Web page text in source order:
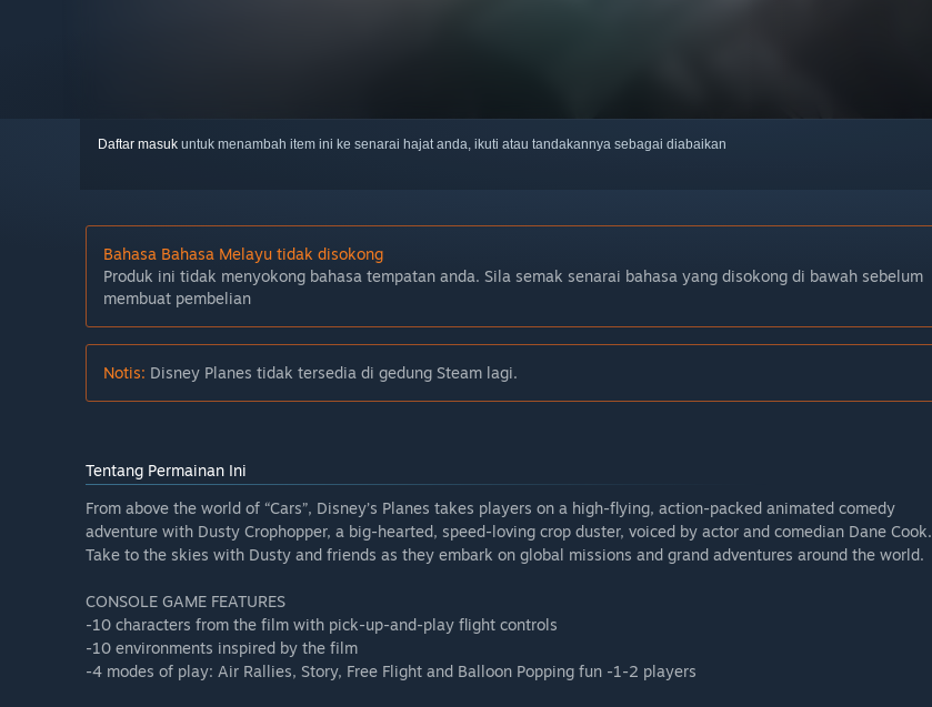
Daftar masuk untuk menambah item ini ke senarai hajat anda, ikuti atau tandakannya sebagai diabaikan
Bahasa Bahasa Melayu tidak disokong
Produk ini tidak menyokong bahasa tempatan anda. Sila semak senarai bahasa yang disokong di bawah sebelum
membuat pembelian
Notis: Disney Planes tidak tersedia di gedung Steam lagi.
Tentang Permainan Ini
From above the world of “Cars”, Disney’s Planes takes players on a high-flying, action-packed animated comedy
adventure with Dusty Crophopper, a big-hearted, speed-loving crop duster, voiced by actor and comedian Dane Cook.
Take to the skies with Dusty and friends as they embark on global missions and grand adventures around the world.
CONSOLE GAME FEATURES
-10 characters from the film with pick-up-and-play flight controls
-10 environments inspired by the film
-4 modes of play: Air Rallies, Story, Free Flight and Balloon Popping fun -1-2 players